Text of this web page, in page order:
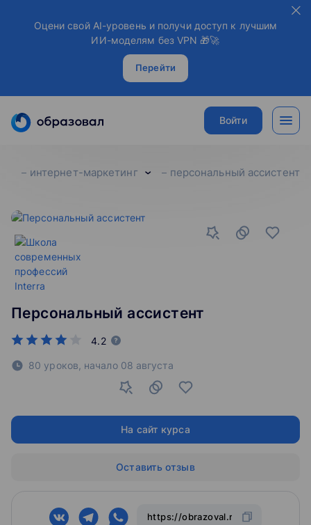
Оцени свой AI-уровень и получи доступ к лучшим
ИИ-моделям без VPN 🎁🚀
Перейти
Войти
интернет-маркетинг персональный ассистент
Персональный ассистент
4.2
80 уроков, начало 08 августа
На сайт курса
Оставить отзыв